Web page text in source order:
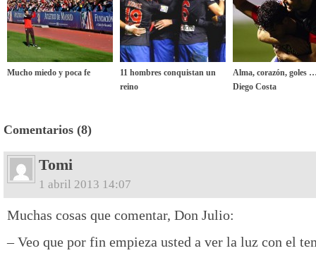
Mucho miedo y poca fe
11 hombres conquistan un
reino
Alma, corazón, goles
Diego Costa
Comentarios (8)
Tomi
1 abril 2013 14:07
Muchas cosas que comentar, Don Julio:
– Veo que por fin empieza usted a ver la luz con el